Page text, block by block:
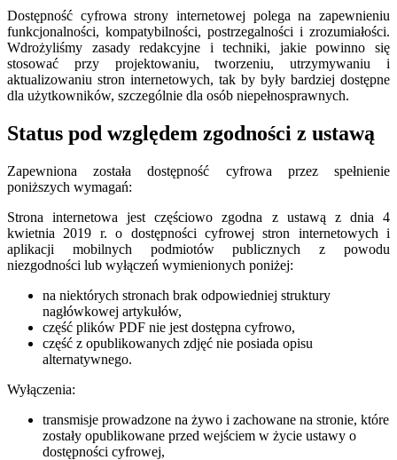
Dostępność cyfrowa strony internetowej polega na zapewnieniu
funkcjonalności, kompatybilności, postrzegalności i zrozumiałości.
Wdrożyliśmy zasady redakcyjne i techniki, jakie powinno się
stosować przy projektowaniu, tworzeniu, utrzymywaniu i
aktualizowaniu stron internetowych, tak by były bardziej dostępne
dla użytkowników, szczególnie dla osób niepełnosprawnych.
Status pod względem zgodności z ustawą
Zapewniona została dostępność cyfrowa przez spełnienie
poniższych wymagań:
Strona internetowa jest częściowo zgodna z ustawą z dnia 4
kwietnia 2019 r. o dostępności cyfrowej stron internetowych i
aplikacji mobilnych podmiotów publicznych z powodu
niezgodności lub wyłączeń wymienionych poniżej:
na niektórych stronach brak odpowiedniej struktury
nagłówkowej artykułów,
część plików PDF nie jest dostępna cyfrowo,
część z opublikowanych zdjęć nie posiada opisu
alternatywnego.
Wyłączenia:
transmisje prowadzone na żywo i zachowane na stronie, które
zostały opublikowane przed wejściem w życie ustawy o
dostępności cyfrowej,